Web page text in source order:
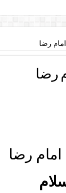
رضا
رضا
رضا